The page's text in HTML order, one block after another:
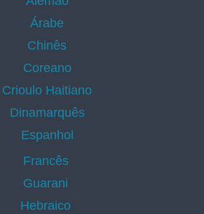
Árabe
Chinês
Coreano
Crioulo Haitiano
Dinamarquês
Espanhol
Francês
Guarani
Hebraico